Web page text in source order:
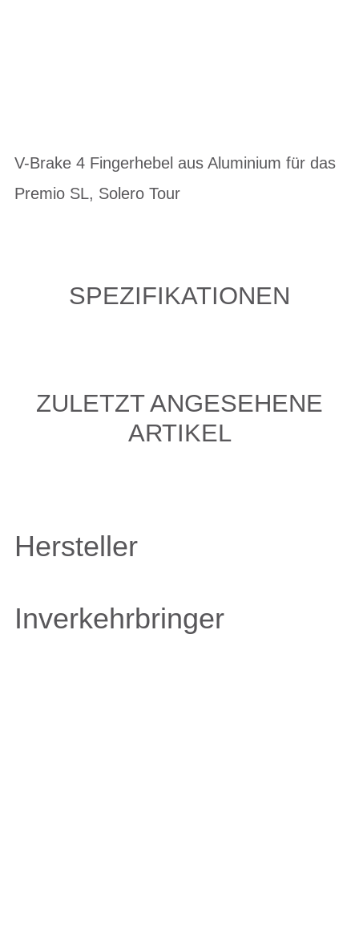
V-Brake 4 Fingerhebel aus Aluminium für das
Premio SL, Solero Tour
SPEZIFIKATIONEN
ZULETZT ANGESEHENE
ARTIKEL
Hersteller
Inverkehrbringer